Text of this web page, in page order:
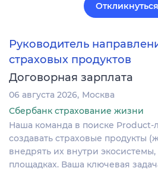
Откликнуться
Руководитель
страховых продуктов
Договорная зарплата
06 августа 2026 Москва
Сбербанк страхование жизни
Наша команда в поиске Product-
создавать страховые продукты
внедрять их внутри
площадках. Ваша ключевая